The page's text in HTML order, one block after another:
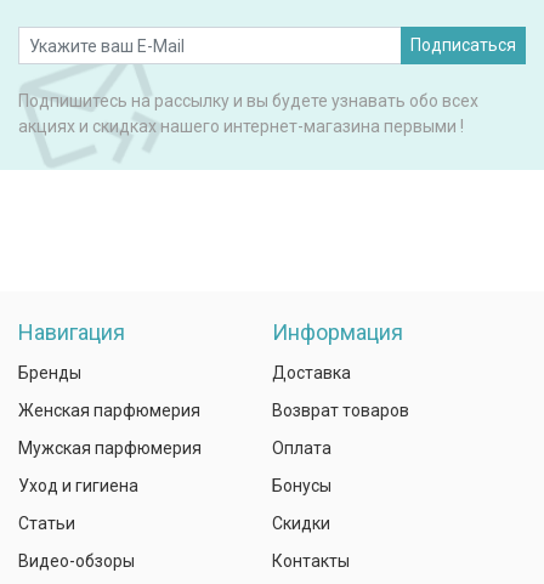
Подписаться
Подпишитесь на рассылку и вы будете узнавать обо всех
акциях и скидках нашего интернет-магазина первыми !
Навигация
Бренды
Женская парфюмерия
Мужская парфюмерия
Уход и гигиена
Статьи
Видео-обзоры
Информация
Доставка
Возврат товаров
Оплата
Бонусы
Скидки
Контакты